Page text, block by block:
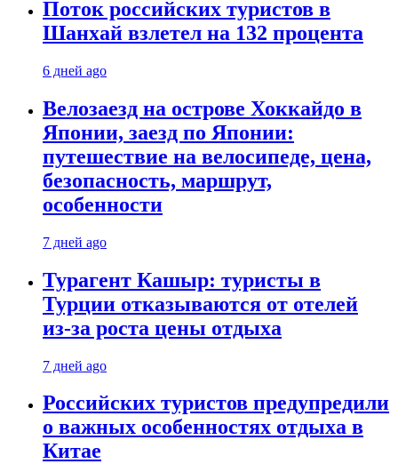
Поток российских туристов в
Шанхай взлетел на 132 процента
6 дней ago
Велозаезд на острове Хоккайдо в
Японии, заезд по Японии:
путешествие на велосипеде, цена,
безопасность, маршрут,
особенности
7 дней ago
Турагент Кашыр: туристы в
Турции отказываются от отелей
из-за роста цены отдыха
7 дней ago
Российских туристов предупредили
о важных особенностях отдыха в
Китае